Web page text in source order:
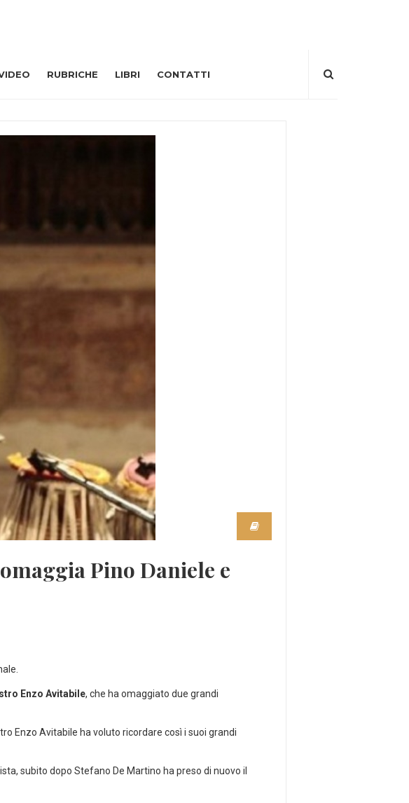
RUBRICHE LIBRI CONTATTI
Pino Daniele e
Enzo Avitabile, che ha omaggiato due grandi
Enzo Avitabile ha voluto ricordare così i suoi grandi
subito dopo Stefano De Martino ha preso di nuovo il